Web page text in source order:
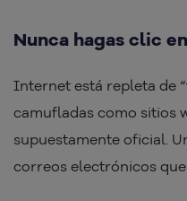
Nunca hagas clic
Internet está repleta de
camufladas como sitios
supuestamente oficial.
correos electrónicos